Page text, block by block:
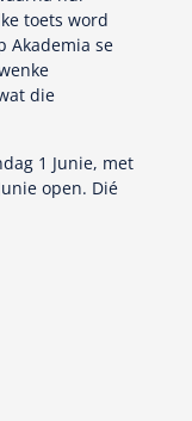
toets word
Akademia se
die
1 Junie, met
open. Dié